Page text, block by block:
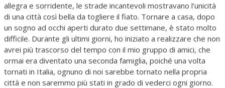
allegra e sorridente, le strade incantevoli mostravano l’unicità
di una città così bella da togliere il fiato. Tornare a casa, dopo
un sogno ad occhi aperti durato due settimane, è stato molto
difficile. Durante gli ultimi giorni, ho iniziato a realizzare che non
avrei più trascorso del tempo con il mio gruppo di amici, che
ormai era diventato una seconda famiglia, poiché una volta
tornati in Italia, ognuno di noi sarebbe tornato nella propria
città e non saremmo più stati in grado di vederci ogni giorno.